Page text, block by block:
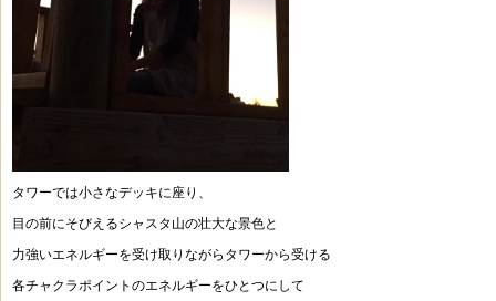
タワーでは小さなデッキに座り、
目の前にそびえるシャスタ山の壮大な景色と
力強いエネルギーを受け取りながらタワーから受ける
各チャクラポイントのエネルギーをひとつにして